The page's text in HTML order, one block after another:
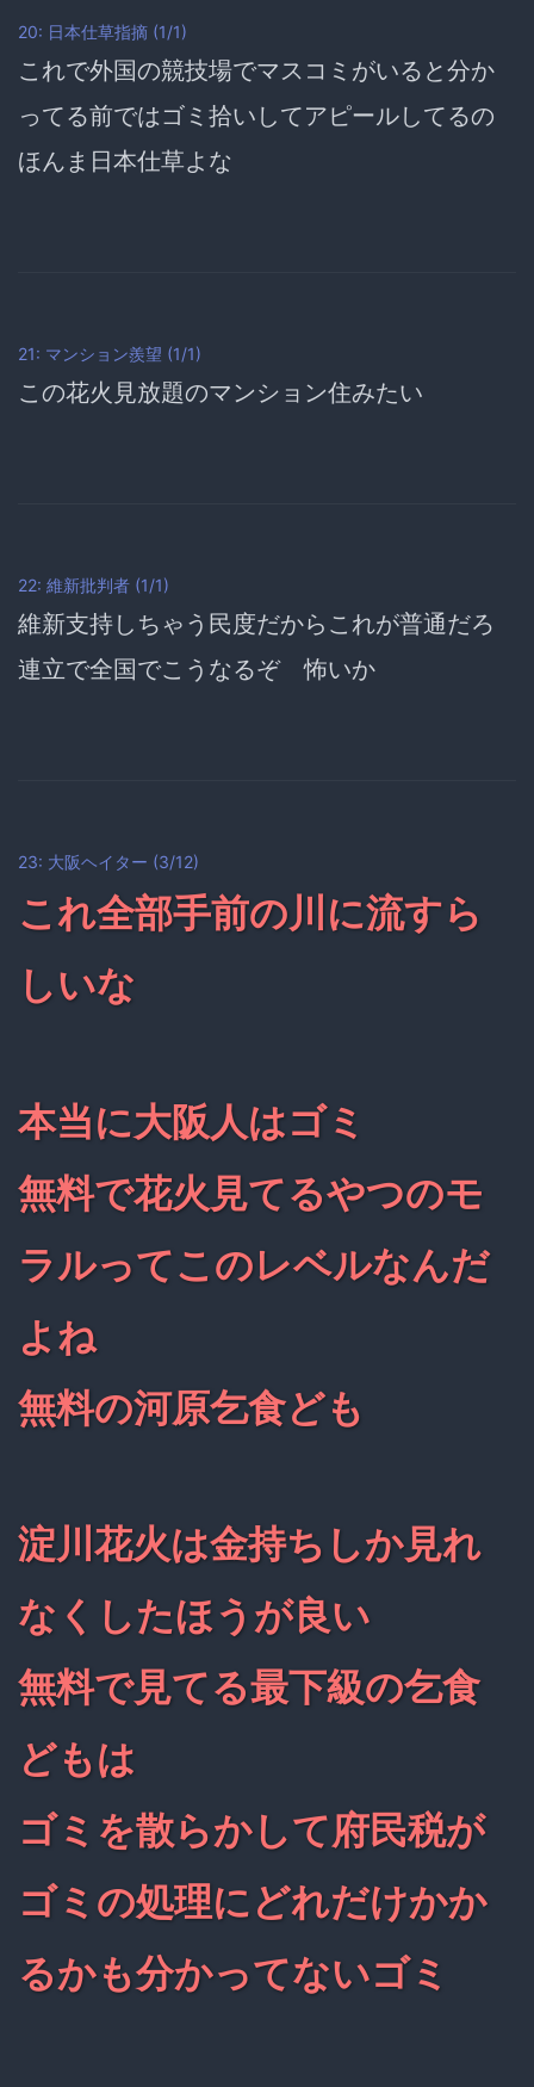
20: 日本仕草指摘 (1/1)
これで外国の競技場でマスコミがいると分か
ってる前ではゴミ拾いしてアピールしてるの
ほんま日本仕草よな
21: マンション羨望 (1/1)
この花火見放題のマンション住みたい
22: 維新批判者 (1/1)
維新支持しちゃう民度だからこれが普通だろ
連立で全国でこうなるぞ 怖いか
23: 大阪ヘイター (3/12)
これ全部手前の川に流すら
しいな
本当に大阪人はゴミ
無料で花火見てるやつのモ
ラルってこのレベルなんだ
よね
無料の河原乞食ども
淀川花火は金持ちしか見れ
なくしたほうが良い
無料で見てる最下級の乞食
どもは
ゴミを散らかして府民税が
ゴミの処理にどれだけかか
るかも分かってないゴミ